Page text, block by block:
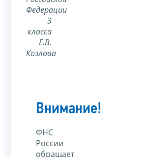
Федерации
3
класса
Е.В.
Козлова
Внимание!
ФНС
России
обращает